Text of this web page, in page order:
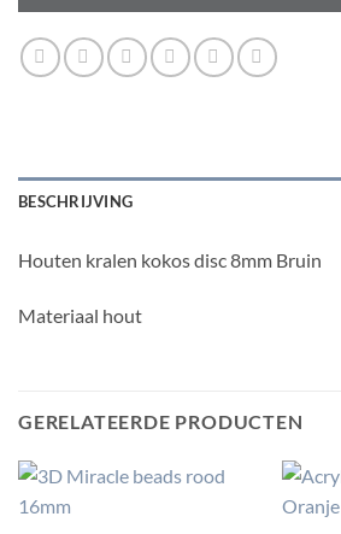
BESCHRIJVING
Houten kralen kokos disc 8mm Bruin
Materiaal hout
GERELATEERDE PRODUCTEN